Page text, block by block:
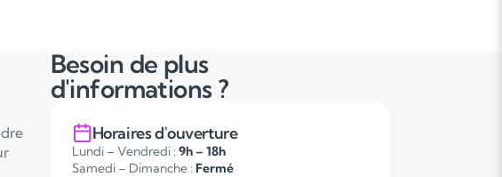
Besoin de plus
d'informations ?
Horaires d'ouverture
Lundi – Vendredi : 9h – 18h
Samedi – Dimanche : Fermé